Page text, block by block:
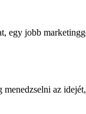
egy jobb
az